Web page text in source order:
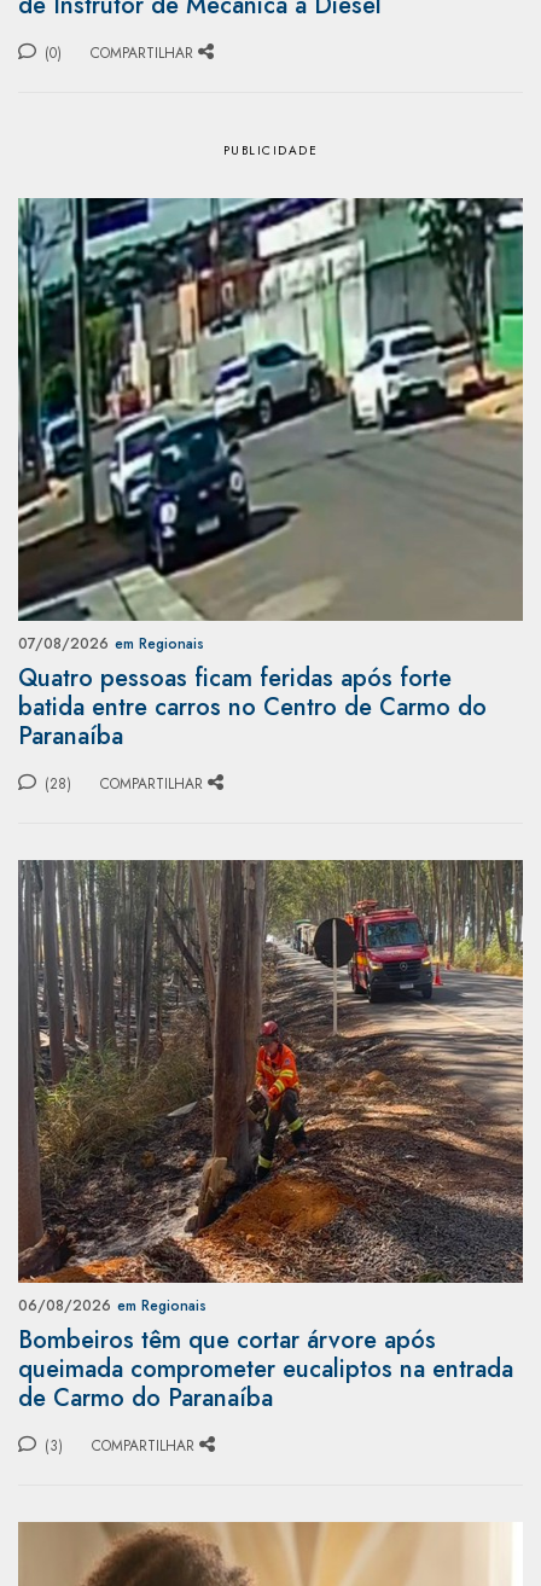
(0) COMPARTILHAR
07/08/2026 em Regionais
Quatro pessoas ficam feridas após forte
batida entre carros no Centro de Carmo do
Paranaíba
(28) COMPARTILHAR
06/08/2026 em Regionais
Bombeiros têm que cortar árvore após
queimada comprometer eucaliptos na entrada
de Carmo do Paranaíba
(3) COMPARTILHAR